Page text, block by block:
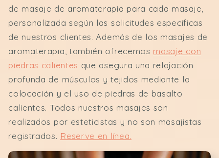
de masaje de aromaterapia para cada masaje,
personalizada según las solicitudes específicas
de nuestros clientes. Además de los masajes de
aromaterapia, también ofrecemos masaje con
piedras calientes que asegura una relajación
profunda de músculos y tejidos mediante la
colocación y el uso de piedras de basalto
calientes. Todos nuestros masajes son
realizados por esteticistas y no son masajistas
registrados. Reserve en línea.